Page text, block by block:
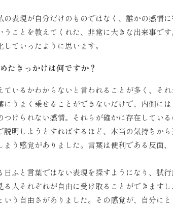
の表現が自分だけのものではなく、誰かの感情
うことを教えてくれた、非常に大きな出来事で
していったように思います。
たきっかけは何ですか？
ているかわからないと言われることが多く、そ
にうまく乗せることができないだけで、内側に
つけられない感情。それらが確かに存在してい
説明しようとすればするほど、本当の気持ちか
まう感覚がありました。言葉は便利である反面
日ふと言葉ではない表現を探すようになり、試
る人それぞれが自由に受け取ることができます
いう自由さがありました。その感覚が、自分に